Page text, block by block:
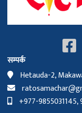
सम्पर्क
Hetauda-2,
+977-9855031145,